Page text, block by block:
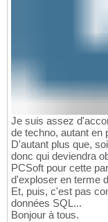
Je suis assez
de techno, autant en
D'autant plus que,
donc qui deviendra
PCSoft pour cette
d'exploser en terme
Et, puis, c'est pas
données SQL...
Bonjour à tous.